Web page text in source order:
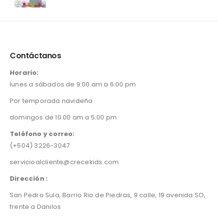
Contáctanos
Horario:
lunes a sábados de 9:00 am a 6:00 pm
Por temporada navideña
domingos de 10:00 am a 5:00 pm
Teléfono y correo:
(+504) 3226-3047
servicioalcliente@crecekids.com
Dirección :
San Pedro Sula, Barrio Rio de Piedras, 9 calle, 19 avenida SO,
frente a Danilos